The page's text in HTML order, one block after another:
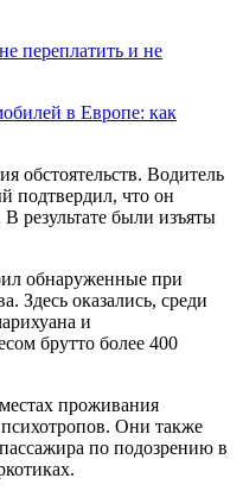
переплатить и не
в Европе: как
обстоятельств. Водитель
подтвердил, что он
результате были изъяты
обнаруженные при
Здесь оказались, среди
и
брутто более 400
проживания
Они также
по подозрению в